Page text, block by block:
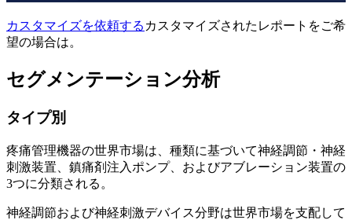
カスタマイズを依頼する カスタマイズされたレポートをご希
望の場合は。
セグメンテーション分析
タイプ別
疼痛管理機器の世界市場は、種類に基づいて神経調節・神経
刺激装置、鎮痛剤注入ポンプ、およびアブレーション装置の
3つに分類される。
神経調節および神経刺激デバイス分野は世界市場を支配して